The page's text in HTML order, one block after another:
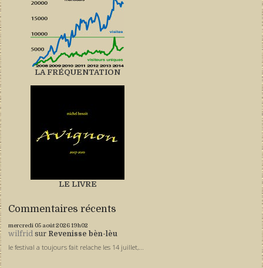
LA FRÉQUENTATION
LE LIVRE
Commentaires récents
mercredi 05 août 202619h02
wilfrid sur Revenisse bèn-lèu
le festival a toujours fait relache les 14 juillet,...